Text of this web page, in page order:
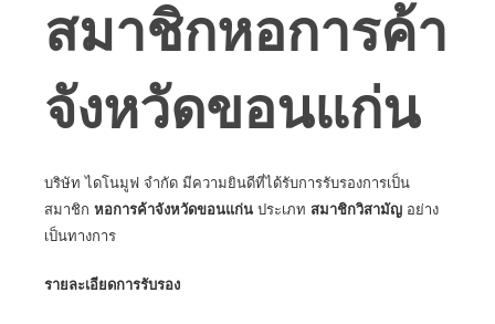
สมาชิกหอการค้า
จังหวัดขอนแก่น
บริษัท ไดโนมูฟ จำกัด มีความยินดีที่ได้รับการรับรองการเป็น
สมาชิก หอการค้าจังหวัดขอนแก่น ประเภท สมาชิกวิสามัญ อย่าง
เป็นทางการ
รายละเอียดการรับรอง